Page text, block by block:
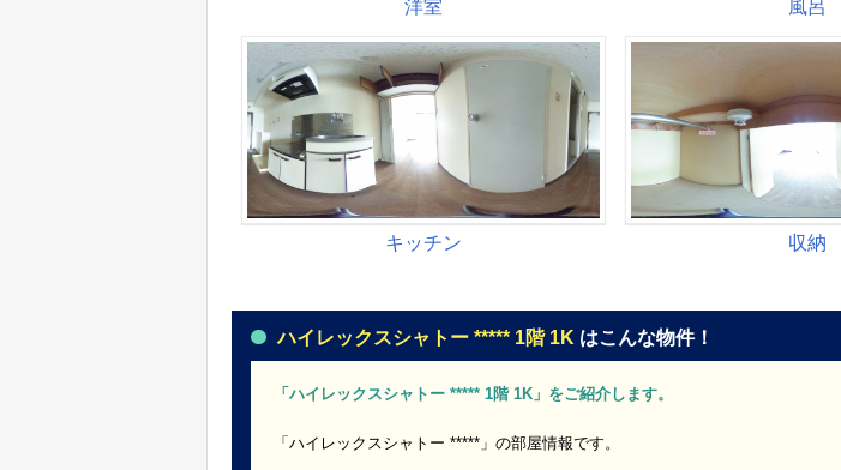
ハイレックスシャトー ***** 1階 1K はこんな物件！
「ハイレックスシャトー ***** 1階 1K」をご紹介します。
「ハイレックスシャトー *****」の部屋情報です。